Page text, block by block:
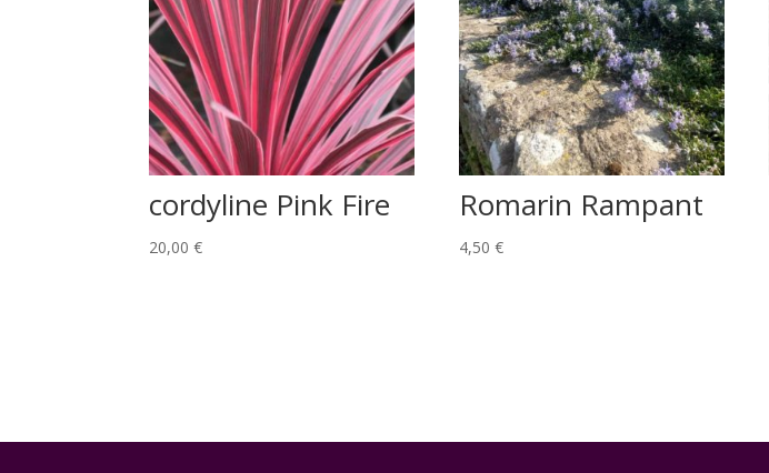
cordyline Pink Fire
20,00€
Romarin Rampant
4,50€